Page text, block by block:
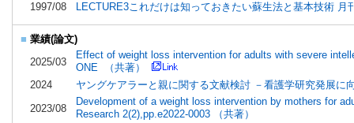
1997/08
LECTURE3これだけは知っておきたい蘇生法と基本技術 月
■ 業績(論文)
2025/03
Effect of weight loss intervention for adults with severe
ONE （共著）
2024
ヤングケアラーと親に関する文献検討 －看護学研究発展
2023/08
Development of a weight loss intervention by mothers for
Research 2(2),pp.e2022-0003 （共著）